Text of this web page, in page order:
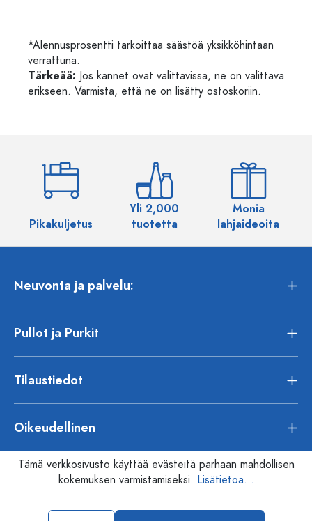
*Alennusprosentti tarkoittaa säästöä yksikköhintaan
verrattuna.
Tärkeää: Jos kannet ovat valittavissa, ne on valittava
erikseen. Varmista, että ne on lisätty ostoskoriin.
Pikakuljetus
Yli 2,000
tuotetta
Monia
lahjaideoita
Neuvonta ja palvelu:
Pullot ja Purkit
Tilaustiedot
Oikeudellinen
Tämä verkkosivusto käyttää evästeitä parhaan mahdollisen
kokemuksen varmistamiseksi. Lisätietoa...